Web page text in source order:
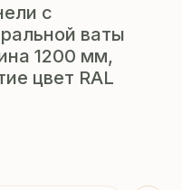
с
ваты
1200 мм,
цвет RAL